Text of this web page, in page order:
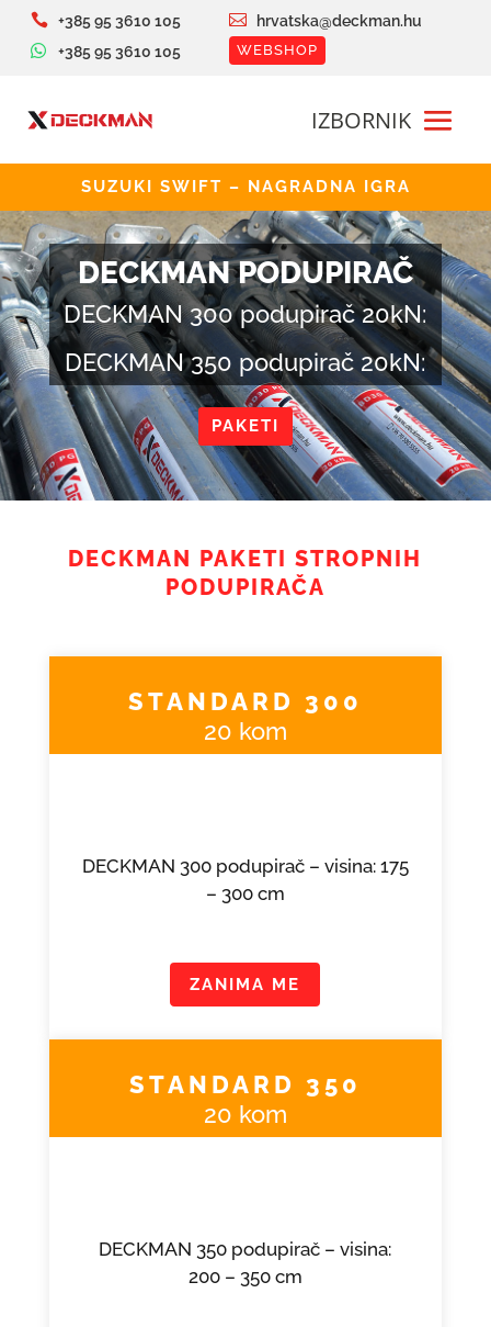

+385 95 3610 105

+385 95 3610 105
 hrvatska@deckman.hu
WEBSHOP
SUZUKI SWIFT – NAGRADNA IGRA
DECKMAN PODUPIRAČ
DECKMAN 300 podupirač 20kN:
DECKMAN 350 podupirač 20kN:
PAKETI
DECKMAN PAKETI STROPNIH
PODUPIRAČA
STANDARD 300
20 kom
DECKMAN 300 podupirač – visina: 175
– 300 cm
ZANIMA ME
STANDARD 350
20 kom
DECKMAN 350 podupirač – visina:
200 – 350 cm